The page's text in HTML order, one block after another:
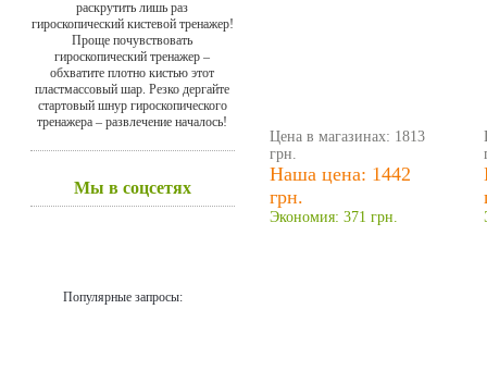
раскрутить лишь раз
гироскопический кистевой тренажер!
Проще почувствовать
гироскопический тренажер –
обхватите плотно кистью этот
пластмассовый шар. Резко дергайте
стартовый шнур гироскопического
тренажера – развлечение началось!
Мы в соцсетях
Популярные запросы:
Цена в магазинах: 1813
грн.
Наша цена: 1442
грн.
Экономия: 371 грн.